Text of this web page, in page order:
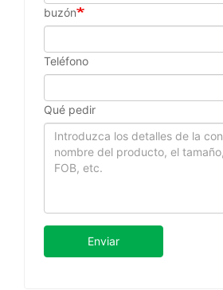
buzón
Teléfono
Qué pedir
Enviar